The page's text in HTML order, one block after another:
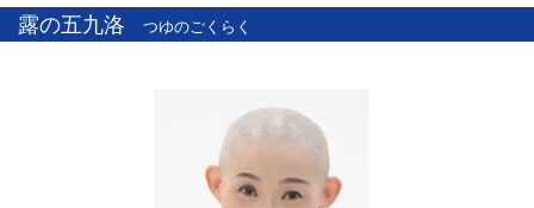
露の五九洛 つゆのごくらく